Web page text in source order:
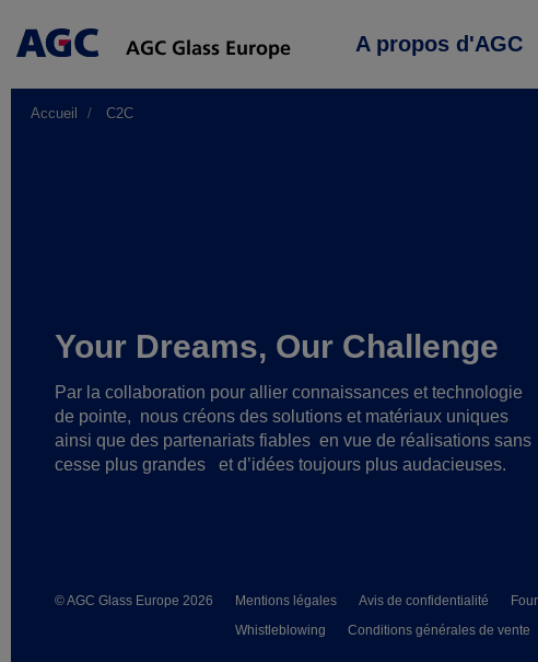
Main
A propos d'AGC
Accueil C2C
Your Dreams, Our Challenge
Par la collaboration pour allier connaissances et technologie
de pointe, nous créons des solutions et matériaux uniques
ainsi que des partenariats fiables en vue de réalisations sans
cesse plus grandes
et d’idées toujours plus audacieuses.
© AGC Glass Europe 2026 Mentions légales Avis de confidentialité
Whistleblowing
Conditions générales de vente